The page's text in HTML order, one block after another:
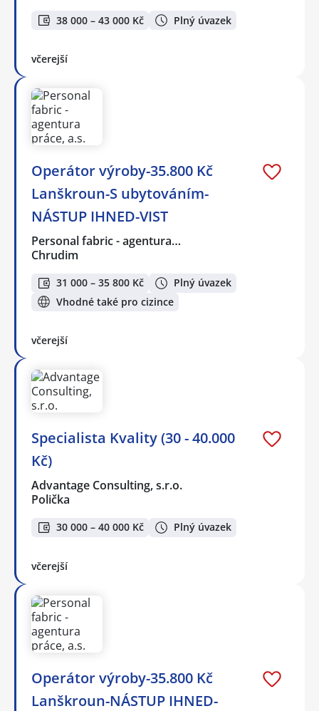
38 000 – 43 000 Kč Plný úvazek
včerejší
Operátor výroby-35.800 Kč
Lanškroun-S ubytováním-
NÁSTUP IHNED-VIST
Personal fabric - agentura…
Chrudim
31 000 – 35 800 Kč
Plný úvazek
Vhodné také pro cizince
včerejší
Specialista Kvality (30 - 40.000
Kč)
Advantage Consulting, s.r.o.
Polička
30 000 – 40 000 Kč Plný úvazek
včerejší
Operátor výroby-35.800 Kč
Lanškroun-NÁSTUP IHNED-